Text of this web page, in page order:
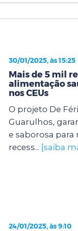
30/01/2025, às 15:25
Mais de 5 mil
alimentação
nos CEUs
O projeto De
Guarulhos,
e saborosa
recess... [saiba
24/01/2025, às 9:10